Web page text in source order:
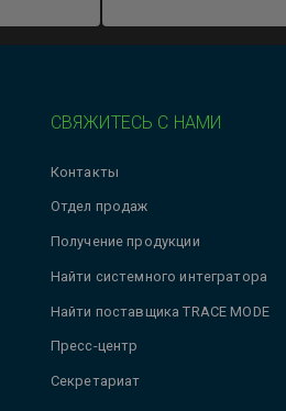
СВЯЖИТЕСЬ С НАМИ
Контакты
Отдел продаж
Получение продукции
Найти системного интегратора
Найти поставщика TRACE MODE
Пресс-центр
Секретариат